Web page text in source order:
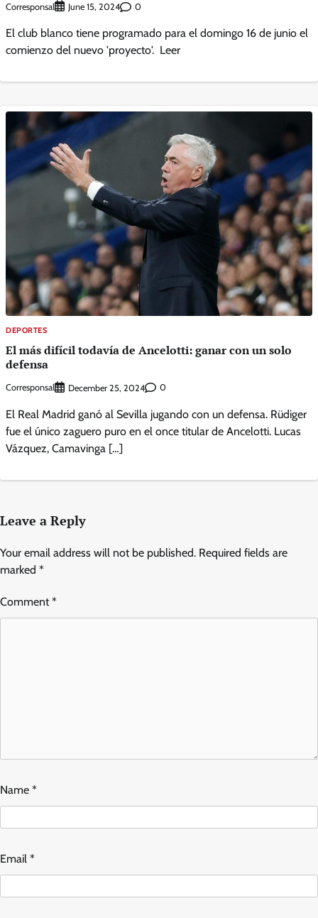
Corresponsal June 15, 2024 0
El club blanco tiene programado para el domingo 16 de junio el
comienzo del nuevo 'proyecto'. Leer
DEPORTES
El más difícil todavía de Ancelotti: ganar con un solo
defensa
Corresponsal December 25, 2024 0
El Real Madrid ganó al Sevilla jugando con un defensa. Rüdiger
fue el único zaguero puro en el once titular de Ancelotti. Lucas
Vázquez, Camavinga […]
Leave a Reply
Your email address will not be published. Required fields are
marked *
Comment*
Name *
Email *